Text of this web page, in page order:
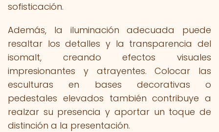
sofisticación.
Además, la iluminación adecuada puede
resaltar los detalles y la transparencia del
isomalt, creando efectos visuales
impresionantes y atrayentes. Colocar las
esculturas en bases decorativas o
pedestales elevados también contribuye a
realzar su presencia y aportar un toque de
distinción a la presentación.